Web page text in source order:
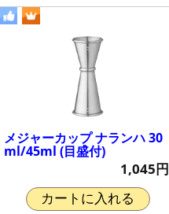
メジャーカップ ナランハ 30
ml/45ml (目盛付)
1,045円
カートに入れる